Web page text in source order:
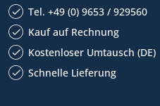
Tel. +49 (0) 9653 / 929560
Kauf auf Rechnung
Kostenloser Umtausch (DE)
Schnelle Lieferung